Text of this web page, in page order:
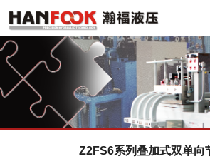
Z2FS6系列叠加式双单向